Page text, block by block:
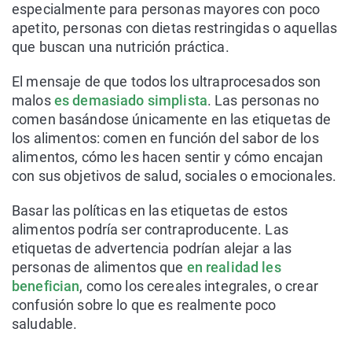
especialmente para personas mayores con poco
apetito, personas con dietas restringidas o aquellas
que buscan una nutrición práctica.
El mensaje de que todos los ultraprocesados son
maloses demasiado simplista. Las personas no
comen basándose únicamente en las etiquetas de
los alimentos: comen en función del sabor de los
alimentos, cómo les hacen sentir y cómo encajan
con sus objetivos de salud, sociales o emocionales.
Basar las políticas en las etiquetas de estos
alimentos podría ser contraproducente. Las
etiquetas de advertencia podrían alejar a las
personas de alimentos que en realidad les
benefician, como los cereales integrales, o crear
confusión sobre lo que es realmente poco
saludable.